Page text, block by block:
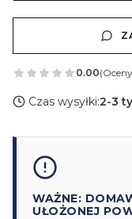
0.00
Czas wysyłki:2-3
WAŻNE:
UŁOŻONEJ